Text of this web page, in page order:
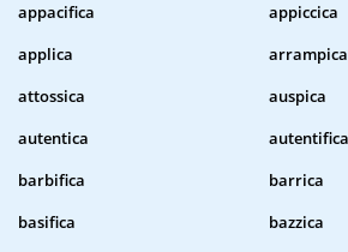
appacifica
appiccica
applica
arrampica
attossica
auspica
autentica
autentifica
barbifica
barrica
basifica
bazzica